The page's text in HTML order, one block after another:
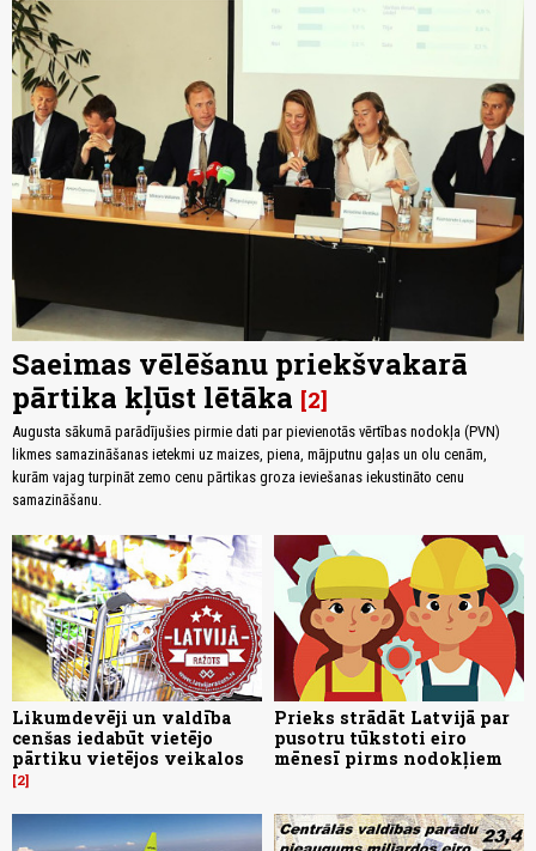
Saeimas vēlēšanu priekšvakarā
pārtika kļūst lētāka 2
Augusta sākumā parādījušies pirmie dati par pievienotās vērtības nodokļa (PVN)
likmes samazināšanas ietekmi uz maizes, piena, mājputnu gaļas un olu cenām,
kurām vajag turpināt zemo cenu pārtikas groza ieviešanas iekustināto cenu
samazināšanu.
Likumdevēji un valdība
cenšas iedabūt vietējo
pārtiku vietējos veikalos
2
Prieks strādāt Latvijā par
pusotru tūkstoti eiro
mēnesī pirms nodokļiem